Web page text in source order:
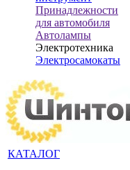
Принадлежности
для автомобиля
Автолампы
Электротехника
Электросамокаты
КАТАЛОГ